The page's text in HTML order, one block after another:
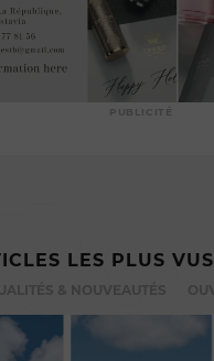
PUBLICITÉ
LES PLUS VUS